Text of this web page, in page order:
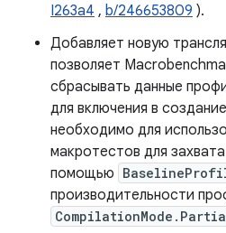
I263a4 , b/246653809 ).
Добавляет новую
позволяет
сбрасывать данные
для включения в
необходимо для
макротестов для
помощью
производительности